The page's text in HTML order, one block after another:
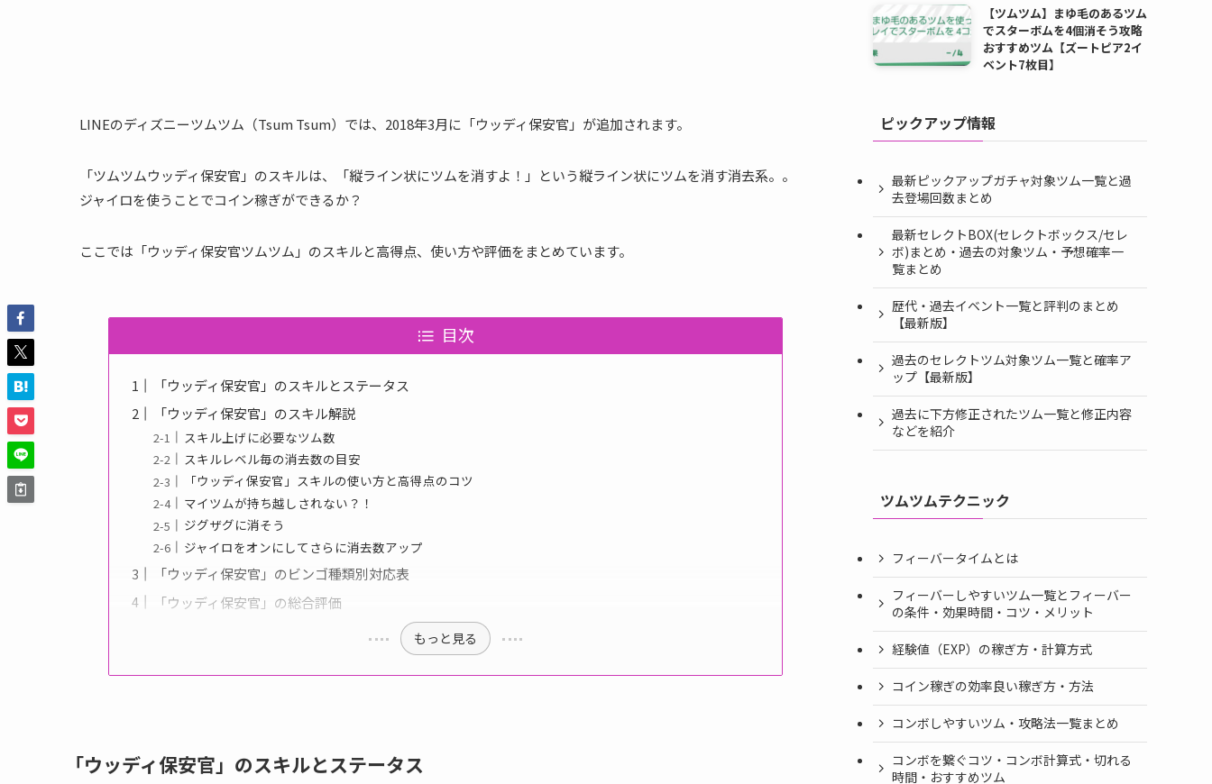
LINEのディズニーツムツム（Tsum Tsum）では、2018年3月に「ウッディ保安官」が追加されます。
「ツムツムウッディ保安官」のスキルは、「縦ライン状にツムを消すよ！」という縦ライン状にツムを消す消去系。。
ジャイロを使うことでコイン稼ぎができるか？
ここでは「ウッディ保安官ツムツム」のスキルと高得点、使い方や評価をまとめています。
目次
「ウッディ保安官」のスキルとステータス
「ウッディ保安官」のスキル解説
スキル上げに必要なツム数
スキルレベル毎の消去数の目安
「ウッディ保安官」スキルの使い方と高得点のコツ
マイツムが持ち越しされない？！
ジグザグに消そう
ジャイロをオンにしてさらに消去数アップ
「ウッディ保安官」のビンゴ種類別対応表
「ウッディ保安官」の総合評価
もっと見る
「ウッディ保安官」のスキルとステータス
【ツムツム】まゆ毛のあるツム
でスターボムを4個消そう攻略
おすすめツム【ズートピア2イ
ベント7枚目】
ピックアップ情報
最新ピックアップガチャ対象ツム一覧と過
去登場回数まとめ
最新セレクトBOX(セレクトボックス/セレ
ボ)まとめ・過去の対象ツム・予想確率一
覧まとめ
歴代・過去イベント一覧と評判のまとめ
【最新版】
過去のセレクトツム対象ツム一覧と確率ア
ップ【最新版】
過去に下方修正されたツム一覧と修正内容
などを紹介
ツムツムテクニック
フィーバータイムとは
フィーバーしやすいツム一覧とフィーバー
の条件・効果時間・コツ・メリット
経験値（EXP）の稼ぎ方・計算方式
コイン稼ぎの効率良い稼ぎ方・方法
コンボしやすいツム・攻略法一覧まとめ
コンボを繋ぐコツ・コンボ計算式・切れる
時間・おすすめツム